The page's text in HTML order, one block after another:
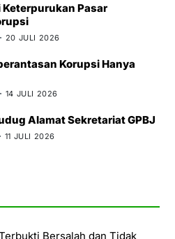
Keterpurukan Pasar
20 JULI 2026
Korupsi Hanya
14 JULI 2026
Alamat Sekretariat GPBJ
11 JULI 2026